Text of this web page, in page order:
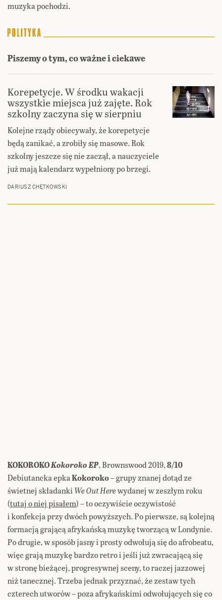
muzyka pochodzi.
Piszemy o tym, co ważne i ciekawe
Korepetycje. W środku wakacji
wszystkie miejsca już zajęte. Rok
szkolny zaczyna się w sierpniu
Kolejne rządy obiecywały, że korepetycje
będą zanikać, a zrobiły się masowe. Rok
szkolny jeszcze się nie zaczął, a nauczyciele
już mają kalendarz wypełniony po brzegi.
DARIUSZ CHĘTKOWSKI
KOKOROKOKokoroko EP, Brownswood 2019,8/10
Debiutancka epkaKokoroko– grupy znanej dotąd ze
świetnej składankiWe Out Herewydanej w zeszłym roku
(tutaj o niej pisałem) – to oczywiście oczywistość
i konfekcja przy dwóch powyższych. Po pierwsze, są kolejną
formacją grającą afrykańską muzykę tworzącą w Londynie.
Po drugie, w sposób jasny i prosty odwołują się do afrobeatu,
więc grają muzykę bardzo retro i jeśli już zwracającą się
w stronę bieżącej, progresywnej sceny, to raczej jazzowej
niż tanecznej. Trzeba jednak przyznać, że zestaw tych
czterech utworów – poza afrykańskimi odwołujących się co